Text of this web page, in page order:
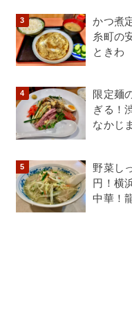
かつ煮
糸町の
ときわ
限定麺
ぎる！
なかじま
野菜し
円！横
中華！